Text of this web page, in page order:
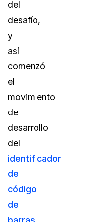
del
desafío,
y
así
comenzó
el
movimiento
de
desarrollo
del
identificador
de
código
de
barras